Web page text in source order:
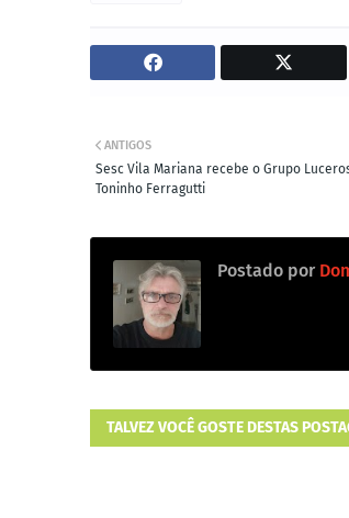
ANTIGOS
Sesc Vila Mariana recebe o Grupo
Toninho Ferragutti
Postado por
TALVEZ VOCÊ GOSTE DESTAS